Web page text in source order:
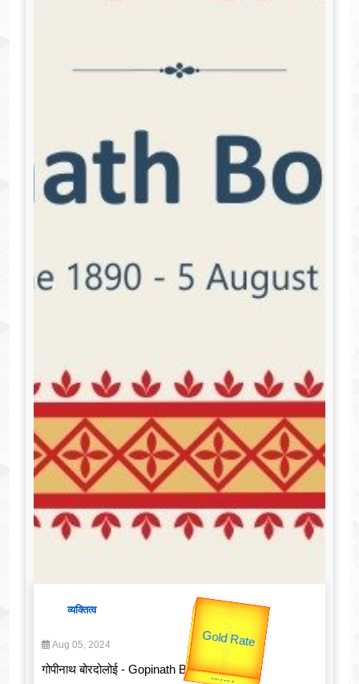
व्यक्तित्व
Aug 05, 2024
गोपीनाथ बोरदोलोई - Gopinath Bordoloi
उप प्रधानमंत्री
Valentine's
उपराष्ट्रपति
यात्रा
Gold Rate unTV Special